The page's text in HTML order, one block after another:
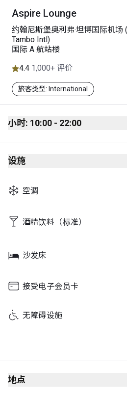
Aspire Lounge
约翰尼斯堡奥利弗·坦博国际机场
Tambo Intl)
国际 A 航站楼
4.4 1,000+ 评价
旅客类型: International
小时: 10:00 - 22:00
Monday
Tuesday
Thursday
Friday
Sunday
设施
空调
酒精饮料（标准）
沙发床
接受电子会员卡
无障碍设施
地点